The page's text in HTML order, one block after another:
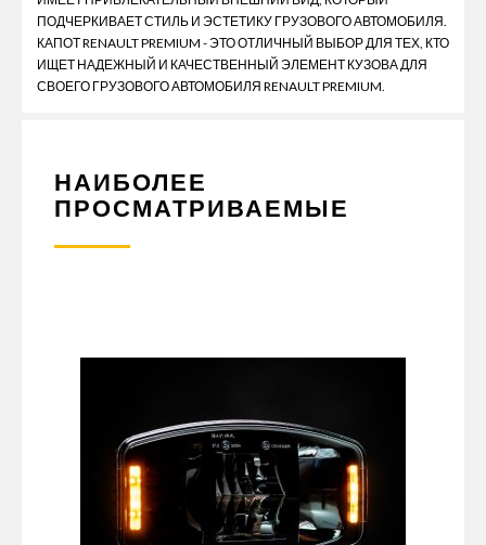
ПОДЧЕРКИВАЕТ СТИЛЬ И ЭСТЕТИКУ ГРУЗОВОГО АВТОМОБИЛЯ.
КАПОТ RENAULT PREMIUM - ЭТО ОТЛИЧНЫЙ ВЫБОР ДЛЯ ТЕХ, КТО
ИЩЕТ НАДЕЖНЫЙ И КАЧЕСТВЕННЫЙ ЭЛЕМЕНТ КУЗОВА ДЛЯ
СВОЕГО ГРУЗОВОГО АВТОМОБИЛЯ RENAULT PREMIUM.
НАИБОЛЕЕ
ПРОСМАТРИВАЕМЫЕ